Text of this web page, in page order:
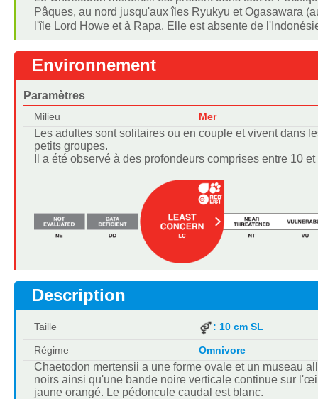
Pâques, au nord jusqu'aux îles Ryukyu et Ogasawara
l'île Lord Howe et à Rapa. Elle est absente de
Environnement
Paramètres
Milieu Mer
Les adultes sont solitaires ou en couple et vivent dans
petits groupes.
Il a été observé à des profondeurs comprises entre 10 et
Description
Taille : 10 cm SL
Régime Omnivore
Chaetodon mertensii a une forme ovale et un museau
noirs ainsi qu'une bande noire verticale continue sur
jaune orangé. Le pédoncule caudal est blanc.